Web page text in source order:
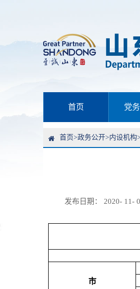
首页 党
首页>政务公开>内设机构>
发布日期： 2020- 11-
市